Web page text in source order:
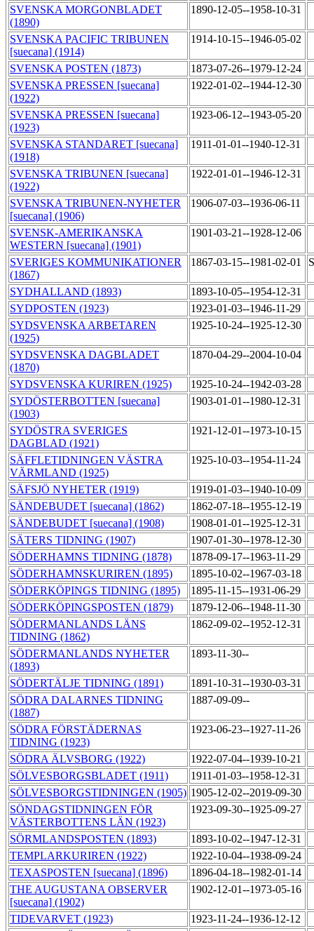
SVENSKA MORGONBLADET
(1890)
1890-12-05--1958-10-31
SVENSKA PACIFIC TRIBUNEN
[suecana] (1914)
1914-10-15--1946-05-02
SVENSKA POSTEN (1873)
1873-07-26--1979-12-24
SVENSKA PRESSEN [suecana]
(1922)
1922-01-02--1944-12-30
SVENSKA PRESSEN [suecana]
(1923)
1923-06-12--1943-05-20
SVENSKA STANDARET [suecana]
(1918)
1911-01-01--1940-12-31
SVENSKA TRIBUNEN [suecana]
(1922)
1922-01-01--1946-12-31
SVENSKA TRIBUNEN-NYHETER
[suecana] (1906)
1906-07-03--1936-06-11
SVENSK-AMERIKANSKA
WESTERN [suecana] (1901)
1901-03-21--1928-12-06
SVERIGES KOMMUNIKATIONER
(1867)
1867-03-15--1981-02-01
SYDHALLAND (1893)
1893-10-05--1954-12-31
SYDPOSTEN (1923)
1923-01-03--1946-11-29
SYDSVENSKA ARBETAREN
(1925)
1925-10-24--1925-12-30
SYDSVENSKA DAGBLADET
(1870)
1870-04-29--2004-10-04
SYDSVENSKA KURIREN (1925)
1925-10-24--1942-03-28
SYDÖSTERBOTTEN [suecana]
(1903)
1903-01-01--1980-12-31
SYDÖSTRA SVERIGES
DAGBLAD (1921)
1921-12-01--1973-10-15
SÄFFLETIDNINGEN VÄSTRA
VÄRMLAND (1925)
1925-10-03--1954-11-24
SÄFSJÖ NYHETER (1919)
1919-01-03--1940-10-09
SÄNDEBUDET [suecana] (1862)
1862-07-18--1955-12-19
SÄNDEBUDET [suecana] (1908)
1908-01-01--1925-12-31
SÄTERS TIDNING (1907)
1907-01-30--1978-12-30
SÖDERHAMNS TIDNING (1878)
1878-09-17--1963-11-29
SÖDERHAMNSKURIREN (1895)
1895-10-02--1967-03-18
SÖDERKÖPINGS TIDNING (1895)
1895-11-15--1931-06-29
SÖDERKÖPINGSPOSTEN (1879)
1879-12-06--1948-11-30
SÖDERMANLANDS LÄNS
TIDNING (1862)
1862-09-02--1952-12-31
SÖDERMANLANDS NYHETER
(1893)
1893-11-30--
SÖDERTÄLJE TIDNING (1891)
1891-10-31--1930-03-31
SÖDRA DALARNES TIDNING
(1887)
1887-09-09--
SÖDRA FÖRSTÄDERNAS
TIDNING (1923)
1923-06-23--1927-11-26
SÖDRA ÄLVSBORG (1922)
1922-07-04--1939-10-21
SÖLVESBORGSBLADET (1911)
1911-01-03--1958-12-31
SÖLVESBORGSTIDNINGEN (1905) 1905-12-02--2019-09-30
SÖNDAGSTIDNINGEN FÖR
VÄSTERBOTTENS LÄN (1923)
1923-09-30--1925-09-27
SÖRMLANDSPOSTEN (1893)
1893-10-02--1947-12-31
TEMPLARKURIREN (1922)
1922-10-04--1938-09-24
TEXASPOSTEN [suecana] (1896)
1896-04-18--1982-01-14
THE AUGUSTANA OBSERVER
[suecana] (1902)
1902-12-01--1973-05-16
TIDEVARVET (1923)
1923-11-24--1936-12-12